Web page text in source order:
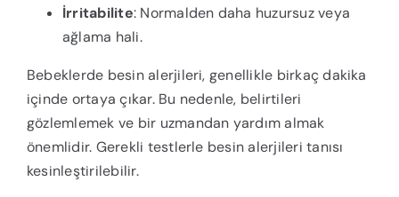
İrritabilite: Normalden daha huzursuz veya
ağlama hali.
Bebeklerde besin alerjileri, genellikle birkaç dakika
içinde ortaya çıkar. Bu nedenle, belirtileri
gözlemlemek ve bir uzmandan yardım almak
önemlidir. Gerekli testlerle besin alerjileri tanısı
kesinleştirilebilir.